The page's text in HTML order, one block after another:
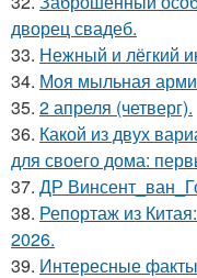
дворец свадеб.
33. Нежный и лёгкий
34. Моя мыльная
35. 2 апреля (четверг).
36. Какой из двух
для своего дома:
37. ДР
38. Репортаж из
2026.
39. Интересные